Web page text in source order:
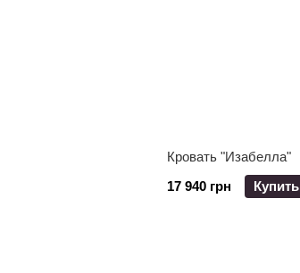
Кровать "Изабелла"
17 940 грн
Купить